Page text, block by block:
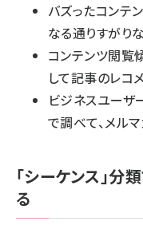
バズったコンテ
なる通りすがり
コンテンツ閲覧
して記事のレコ
ビジネスユーザ
で調べて、メル
「シーケンス」
る